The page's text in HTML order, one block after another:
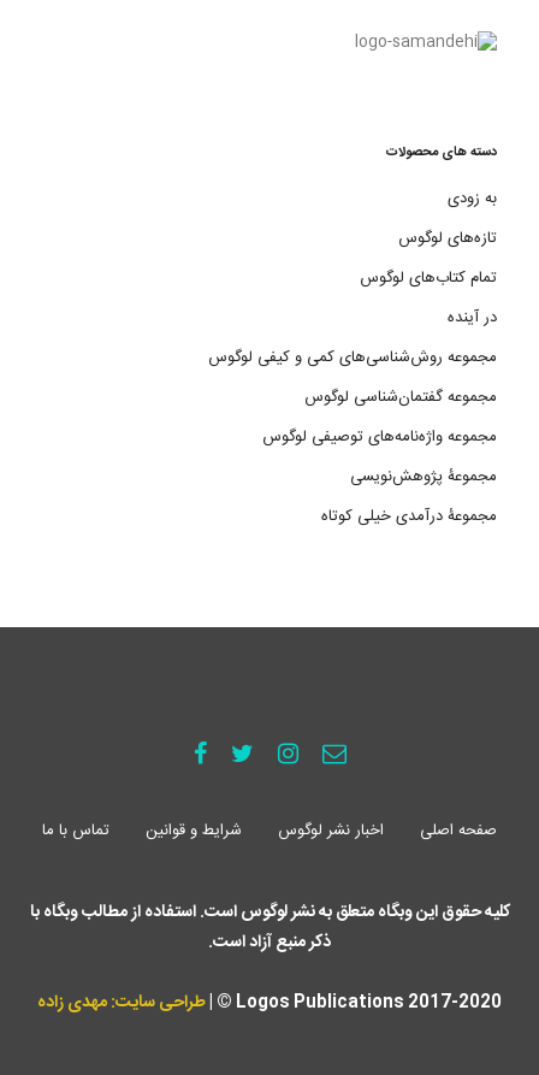
دسته های محصولات
به زودی
تازه‌های لوگوس
تمام کتاب‌های لوگوس
در آینده
مجموعه روش‌شناسی‌های کمی و کیفی لوگوس
مجموعه گفتمان‌شناسی لوگوس
مجموعه واژه‌نامه‌های توصیفی لوگوس
مجموعۀ پژوهش‌نویسی
مجموعۀ درآمدی خیلی کوتاه
صفحه اصلی اخبار نشر لوگوس شرایط و قوانین تماس با ما
کلیه حقوق این وبگاه متعلق به نشر لوگوس است. استفاده از مطالب وبگاه با
ذکر منبع آزاد است.
Logos Publications 2017-2020 © | طراحی سایت: مهدی زاده